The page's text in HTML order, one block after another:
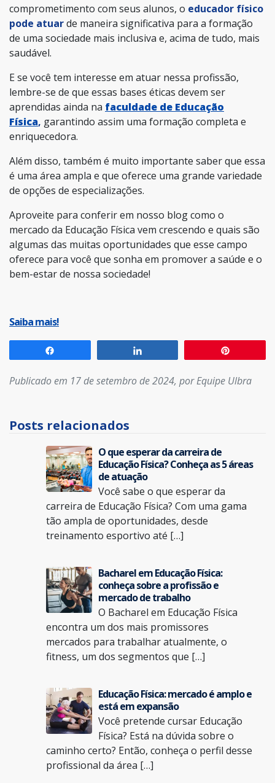
comprometimento com seus alunos, o educador físico
pode atuarde maneira significativa para a formação
de uma sociedade mais inclusiva e, acima de tudo, mais
saudável.
E se você tem interesse em atuar nessa profissão,
lembre-se de que essas bases éticas devem ser
aprendidas ainda na faculdade de Educação
Física, garantindo assim uma formação completa e
enriquecedora.
Além disso, também é muito importante saber que essa
é uma área ampla e que oferece uma grande variedade
de opções de especializações.
Aproveite para conferir em nosso blog como o
mercado da Educação Física vem crescendo e quais são
algumas das muitas oportunidades que esse campo
oferece para você que sonha em promover a saúde e o
bem-estar de nossa sociedade!
Saiba mais!
Publicado em 17 de setembro de 2024, por Equipe Ulbra
Posts relacionados
O que esperar da carreira de
Educação Física? Conheça as 5 áreas
de atuação
Você sabe o que esperar da
carreira de Educação Física? Com uma gama
tão ampla de oportunidades, desde
treinamento esportivo até […]
Bacharel em Educação Física:
conheça sobre a profissão e
mercado de trabalho
O Bacharel em Educação Física
encontra um dos mais promissores
mercados para trabalhar atualmente, o
fitness, um dos segmentos que […]
Educação Física: mercado é amplo e
está em expansão
Você pretende cursar Educação
Física? Está na dúvida sobre o
caminho certo? Então, conheça o perfil desse
profissional da área […]